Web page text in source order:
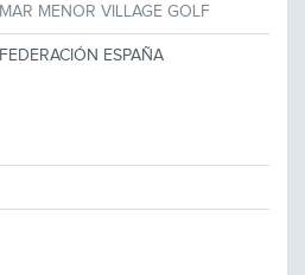
MAR MENOR VILLAGE GOLF
FEDERACIÓN ESPAÑA